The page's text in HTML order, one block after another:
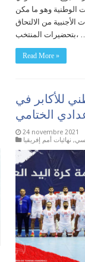
الوطنية وهو ما مكن
الأجنبية من الالتحاق
المنتخب، …
Read More »
للأكابر في
الختامي
24 novembre 2021
, نهائيات أمم إفريقيا